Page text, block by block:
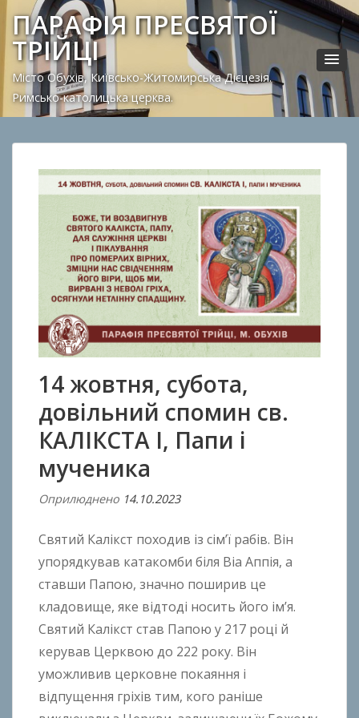
ПАРАФІЯ ПРЕСВЯТОЇ
ТРІЙЦІ
Місто Обухів, Київсько-Житомирська Дієцезія.
Римсько-католицька церква.
14 жовтня, субота,
довільний спомин св.
КАЛІКСТА І, Папи і
мученика
Оприлюднено 14.10.2023В
д
A
n
o
n
B
o
k
Святий Калікст походив із сім’ї рабів. Він
упорядкував катакомби біля Віа Аппія, а
ставши Папою, значно поширив це
кладовище, яке відтоді носить його ім’я.
Святий Калікст став Папою у 217 році й
керував Церквою до 222 року. Він
уможливив церковне покаяння і
відпущення гріхів тим, кого раніше